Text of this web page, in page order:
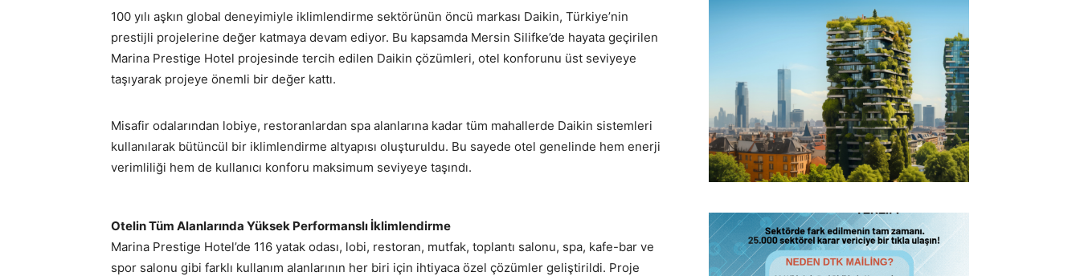
100 yılı aşkın global deneyimiyle iklimlendirme sektörünün öncü markası Daikin, Türkiye’nin
prestijli projelerine değer katmaya devam ediyor. Bu kapsamda Mersin Silifke’de hayata geçirilen
Marina Prestige Hotel projesinde tercih edilen Daikin çözümleri, otel konforunu üst seviyeye
taşıyarak projeye önemli bir değer kattı.
Misafir odalarından lobiye, restoranlardan spa alanlarına kadar tüm mahallerde Daikin sistemleri
kullanılarak bütüncül bir iklimlendirme altyapısı oluşturuldu. Bu sayede otel genelinde hem enerji
verimliliği hem de kullanıcı konforu maksimum seviyeye taşındı.
Otelin Tüm Alanlarında Yüksek Performanslı İklimlendirme
Marina Prestige Hotel’de 116 yatak odası, lobi, restoran, mutfak, toplantı salonu, spa, kafe-bar ve
spor salonu gibi farklı kullanım alanlarının her biri için ihtiyaca özel çözümler geliştirildi. Proje